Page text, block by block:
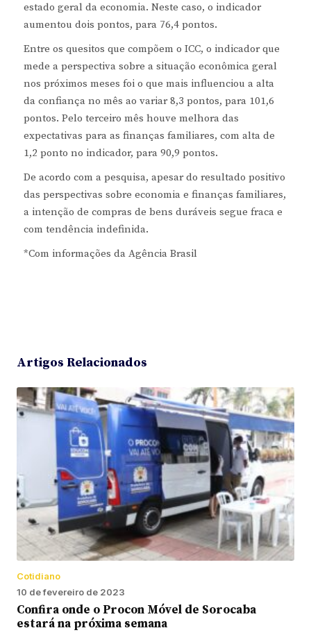
estado geral da economia. Neste caso, o indicador
aumentou dois pontos, para 76,4 pontos.
Entre os quesitos que compõem o ICC, o indicador que
mede a perspectiva sobre a situação econômica geral
nos próximos meses foi o que mais influenciou a alta
da confiança no mês ao variar 8,3 pontos, para 101,6
pontos. Pelo terceiro mês houve melhora das
expectativas para as finanças familiares, com alta de
1,2 ponto no indicador, para 90,9 pontos.
De acordo com a pesquisa, apesar do resultado positivo
das perspectivas sobre economia e finanças familiares,
a intenção de compras de bens duráveis segue fraca e
com tendência indefinida.
*Com informações da Agência Brasil
Artigos Relacionados
Cotidiano
10 de fevereiro de 2023
Confira onde o Procon Móvel de Sorocaba
estará na próxima semana